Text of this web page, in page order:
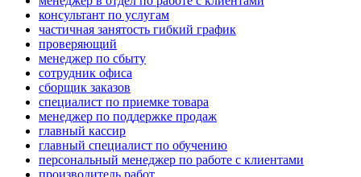
консультант по услугам
частичная занятость гибкий график
проверяющий
менеджер по сбыту
сотрудник офиса
сборщик заказов
специалист по приемке товара
менеджер по поддержке продаж
главный кассир
главный специалист по обучению
персональный менеджер по работе с клиентами